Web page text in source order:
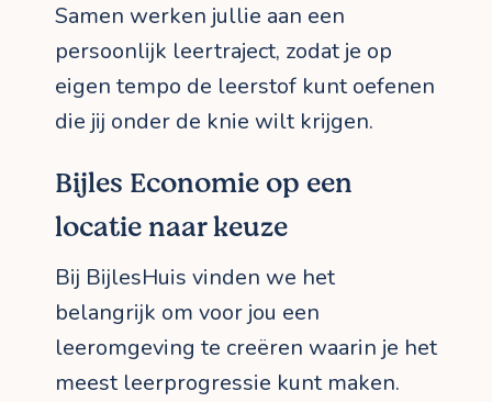
Samen werken jullie aan een
persoonlijk leertraject, zodat je op
eigen tempo de leerstof kunt oefenen
die jij onder de knie wilt krijgen.
Bijles Economie op een
locatie naar keuze
Bij BijlesHuis vinden we het
belangrijk om voor jou een
leeromgeving te creëren waarin je het
meest leerprogressie kunt maken.